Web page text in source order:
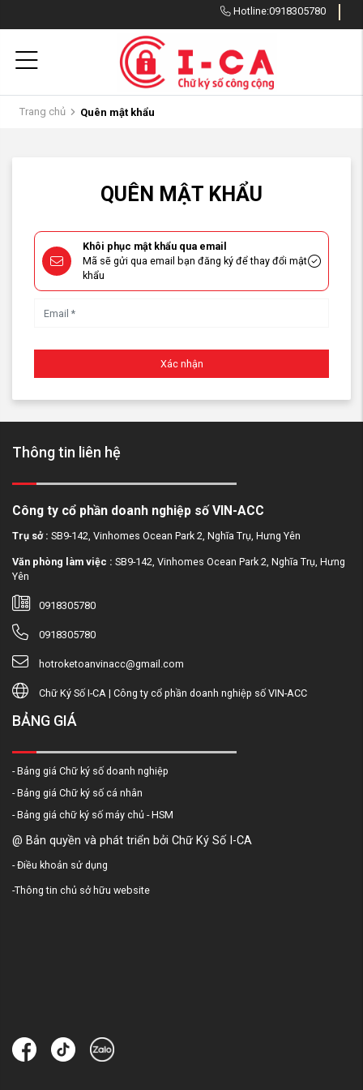
Hotline:0918305780
Trang chủ Quên mật khẩu
QUÊN MẬT KHẨU
Khôi phục mật khẩu qua email
Mã sẽ gửi qua email bạn đăng ký để thay đổi mật
khẩu
Xác nhận
Thông tin liên hệ
Công ty cổ phần doanh nghiệp số VIN-ACC
Trụ sở : SB9-142, Vinhomes Ocean Park 2, Nghĩa Trụ, Hưng Yên
Văn phòng làm việc : SB9-142, Vinhomes Ocean Park 2, Nghĩa Trụ, Hưng
Yên
0918305780
0918305780
hotroketoanvinacc@gmail.com
Chữ Ký Số I-CA | Công ty cổ phần doanh nghiệp số VIN-ACC
BẢNG GIÁ
- Bảng giá Chữ ký số doanh nghiệp
- Bảng giá Chữ ký số cá nhân
- Bảng giá chữ ký số máy chủ - HSM
@ Bản quyền và phát triển bởi Chữ Ký Số I-CA
-Điều khoản sử dụng
-Thông tin chủ sở hữu website